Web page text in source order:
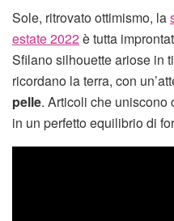
Sole, ritrovato ottimismo, la
estate 2022è tutta
Sfilano silhouette ariose in
ricordano la terra, con
pelle. Articoli che uniscono
in un perfetto equilibrio di